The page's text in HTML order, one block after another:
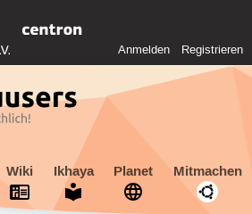
Anmelden Registrieren
Wiki Ikhaya Planet Mitmachen